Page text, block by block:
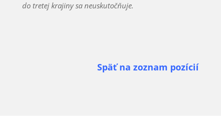
do tretej krajiny sa neuskutočňuje.
Späť na zoznam pozícií